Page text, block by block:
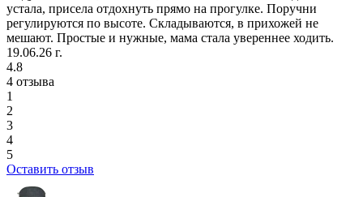
устала, присела отдохнуть прямо на прогулке. Поручни
регулируются по высоте. Складываются, в прихожей не
мешают. Простые и нужные, мама стала увереннее ходить.
19.06.26 г.
4.8
4 отзыва
1
2
3
4
5
Оставить отзыв